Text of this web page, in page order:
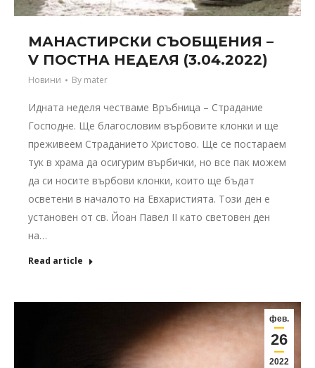
МАНАСТИРСКИ СЪОБЩЕНИЯ –
V ПОСТНА НЕДЕЛЯ (3.04.2022)
Новини By mater
Идната неделя честваме Връбница – Страдание
Господне. Ще благословим върбовите клонки и ще
преживеем Страданието Христово. Ще се постараем
тук в храма да осигурим върбички, но все пак можем
да си носите върбови клонки, които ще бъдат
осветени в началото на Евхаристията. Този ден е
установен от св. Йоан Павел II като световен ден
на…
Read article
фев.
26
2022